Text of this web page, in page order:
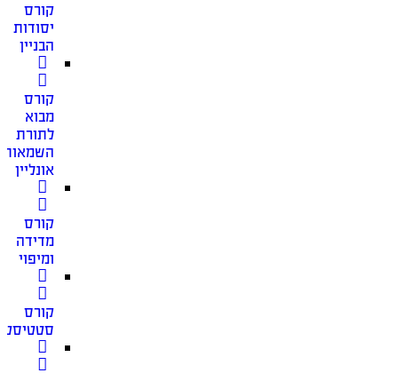
קורס
יסודות
הבניין
קורס
מבוא
לתורת
השמאות
אונליין
קורס
מדידה
ומיפוי
קורס